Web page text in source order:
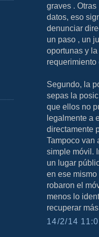
graves .
datos, eso
denunciar
un paso , un
oportunas y
Segundo, la
sepas la
que ellos no
legalmente a
directamente
Tampoco van
simple móvil.
un lugar
en ese
robaron el
menos lo
recuperar
14/2/14